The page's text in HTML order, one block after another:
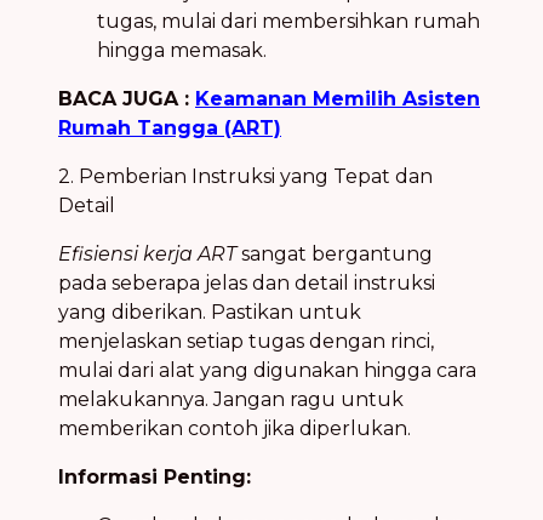
tugas, mulai dari membersihkan rumah
hingga memasak.
BACA JUGA : Keamanan Memilih Asisten
Rumah Tangga (ART)
2. Pemberian Instruksi yang Tepat dan
Detail
Efisiensi kerja ARTsangat bergantung
pada seberapa jelas dan detail instruksi
yang diberikan. Pastikan untuk
menjelaskan setiap tugas dengan rinci,
mulai dari alat yang digunakan hingga cara
melakukannya. Jangan ragu untuk
memberikan contoh jika diperlukan.
Informasi Penting: